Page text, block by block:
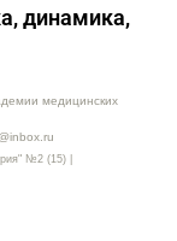
динамика,
медицинских
№2 (15) |